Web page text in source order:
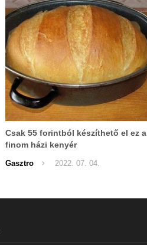
Csak 55 forintból készíthető el ez a
finom házi kenyér
Gasztro 2022. 07. 04.